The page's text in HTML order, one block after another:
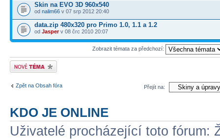
Skin na EVO 3D 960x540
od nalim66 v 07 srp 2012 20:40
data.zip 480x320 pro Primo 1.0, 1.1 a 1.2
od Jasperv 08 črc 2010 20:07
Zobrazit témata za předchozí:
Odeslat nové téma
Zpět na Obsah fóra Přejít na:
KDO JE ONLINE
Uživatelé procházející toto fórum: